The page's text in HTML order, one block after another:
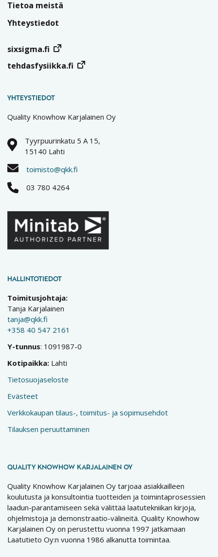
Tietoa meistä
Yhteystiedot
sixsigma.fi
tehdasfysiikka.fi
YHTEYSTIEDOT
Quality Knowhow Karjalainen Oy
Tyyrpuurinkatu 5 A 15,
15140 Lahti
toimisto@qkk.fi
03 780 4264
HALLINTOTIEDOT
Toimitusjohtaja:
Tanja Karjalainen
tanja@qkk.fi
+358 40 547 2161
Y-tunnus: 1091987-0
Kotipaikka: Lahti
Tietosuojaseloste
Evästeet
Verkkokaupan tilaus-, toimitus- ja sopimusehdot
Tilauksen peruuttaminen
QUALITY KNOWHOW KARJALAINEN OY
Quality Knowhow Karjalainen Oy tarjoaa asiakkailleen
koulutusta ja konsultointia tuotteiden ja toimintaprosessien
laadun-parantamiseen sekä välittää laatutekniikan kirjoja,
ohjelmistoja ja demonstraatio-välineitä. Quality Knowhow
Karjalainen Oy on perustettu vuonna 1997 jatkamaan
Laatutieto Oy:n vuonna 1986 alkanutta toimintaa.